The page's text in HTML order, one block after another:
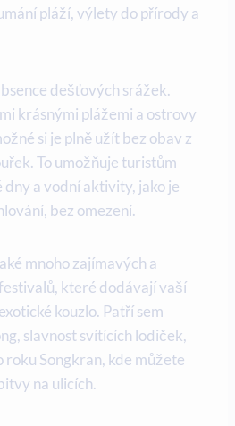
pláží, výlety do přírody a
dešťových srážek.
krásnými plážemi a ostrovy
si je plně užít bez obav z
To umožňuje turistům
a vodní aktivity, jako je
bez omezení.
mnoho zajímavých a
které dodávají vaší
kouzlo. Patří sem
slavnost svítících lodiček,
roku Songkran, kde můžete
na ulicích.